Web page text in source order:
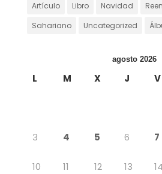
Artículo Libro Navidad
Sahariano
Uncategorized
agosto 2026
L M X J V
3 4 5 6 7
10 11 12 13 14